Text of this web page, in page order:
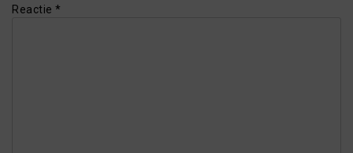
Reactie *